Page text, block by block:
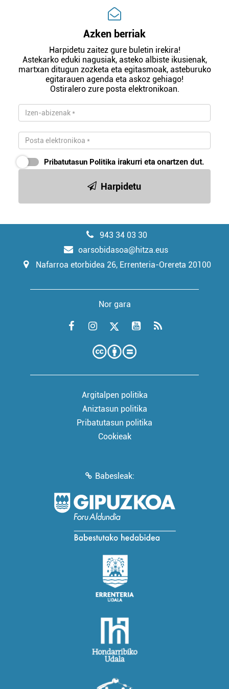
Azken berriak
Harpidetu zaitez gure buletin irekira!
Astekarko eduki nagusiak, asteko albiste ikusienak,
martxan ditugun zozketa eta egitasmoak, asteburuko
egitarauen agenda eta askoz gehiago!
Ostiralero zure posta elektronikoan.
Pribatutasun Politika irakurri eta onartzen dut.
Harpidetu
943 34 03 30
oarsobidasoa@hitza.eus
Nafarroa etorbidea 26, Errenteria-Orereta 20100
Nor gara
Argitalpen politika
Aniztasun politika
Pribatutasun politika
Cookieak
Babesleak: